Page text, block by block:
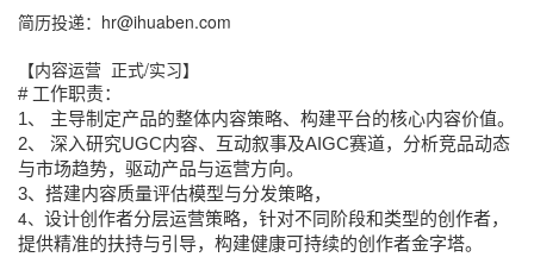
简历投递：hr@ihuaben.com
【内容运营 正式/实习】
# 工作职责：
1、 主导制定产品的整体内容策略、构建平台的核心内容价值。
2、 深入研究UGC内容、互动叙事及AIGC赛道，分析竞品动态
与市场趋势，驱动产品与运营方向。
3、搭建内容质量评估模型与分发策略，
4、 设计创作者分层运营策略，针对不同阶段和类型的创作者，
提供精准的扶持与引导，构建健康可持续的创作者金字塔。